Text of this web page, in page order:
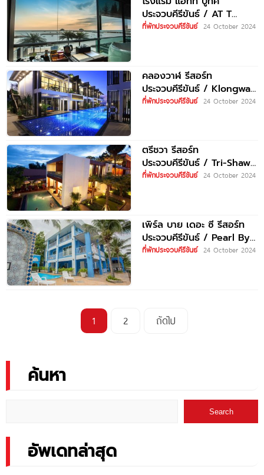
ประจวบคีรีขันธ์ / AT T
Boutique Hotel
ที่พักประจวบคีรีขันธ์ 24 October 2024
คลองวาฬ รีสอร์ท
ประจวบคีรีขันธ์ / Klongwan
Resort Prachuap Khiri
ที่พักประจวบคีรีขันธ์ 24 October 2024
ตรีชวา รีสอร์ท
ประจวบคีรีขันธ์ / Tri-Shawa
Resort Prachuab Khiri
ที่พักประจวบคีรีขันธ์ 24 October 2024
เพิร์ล บาย เดอะ ซี รีสอร์ท
ประจวบคีรีขันธ์ / Pearl By
The
ที่พักประจวบคีรีขันธ์ 24 October 2024
1 2 ถัดไป
ค้นหา
Search
อัพเดทล่าสุด